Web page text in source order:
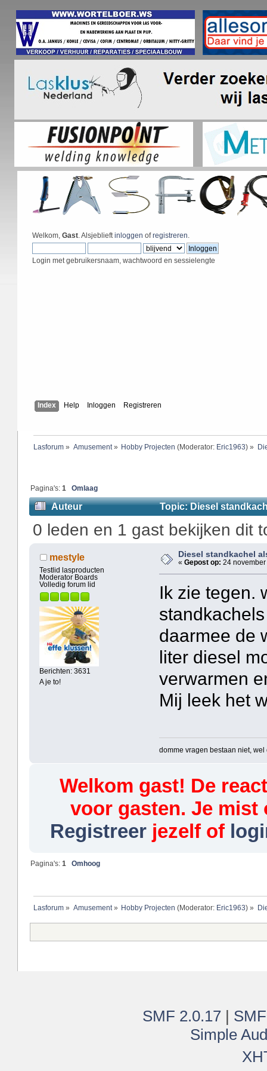
Welkom, Gast. Alsjeblieftinloggen ofregistreren.
Login met gebruikersnaam, wachtwoord en sessielengte
Index Help Inloggen Registreren
Lasforum» Amusement» Hobby Projecten (Moderator: Eric1963) »
Pagina's:1 Omlaag
Auteur Topic: Diesel
0 leden en 1 gast bekijken dit
mestyle
Testlid lasproducten
Moderator Boards
Volledig forum lid
Berichten: 3631
A je to!
Diesel standkachel
«Gepost op: 24
Ik zie tegen.
daarmee de
liter diesel
verwarmen
Mij leek het
domme vragen bestaan niet, wel
Welkom gast! De
voor gasten. Je mist
Registreerjezelf of
Pagina's:1 Omhoog
Lasforum» Amusement» Hobby Projecten (Moderator: Eric1963) »
SMF 2.0.17 |
Simple